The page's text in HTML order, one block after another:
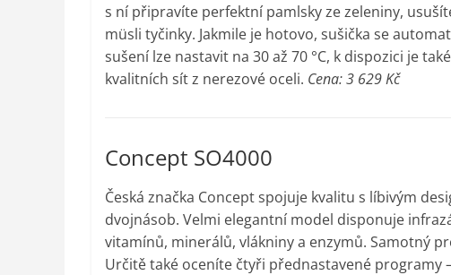
s ní připravíte perfektní pamlsky ze zeleniny,
müsli tyčinky. Jakmile je hotovo, sušička se
sušení lze nastavit na 30 až 70 °C, k dispozici je
kvalitních sít z nerezové oceli. Cena: 3 629 Kč
Concept SO4000
Česká značka Concept spojuje kvalitu s líbivým
dvojnásob. Velmi elegantní model disponuje
vitamínů, minerálů, vlákniny a enzymů. Samotný
Určitě také oceníte čtyři přednastavené programy